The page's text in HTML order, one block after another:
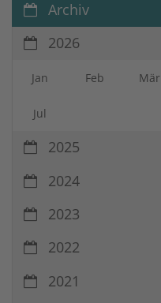
Archiv
2026
Jan Feb Mär
Jul
2025
2024
2023
2022
2021